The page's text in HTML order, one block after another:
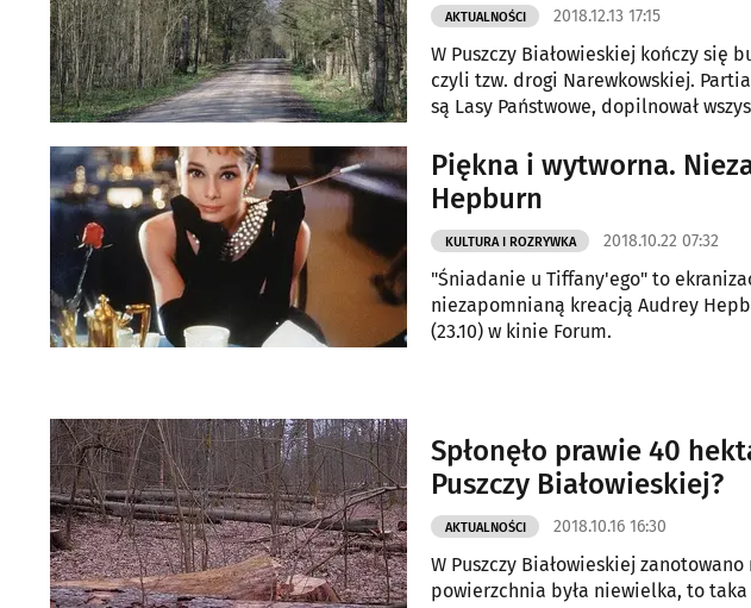
AKTUALNOŚCI 2018.12.13 17:15
W Puszczy Białowieskiej kończy się
czyli tzw. drogi Narewkowskiej.
są Lasy Państwowe, dopilnował
Piękna i wytworna.
Hepburn
KULTURA I ROZRYWKA 2018.10.22 07:32
"Śniadanie u Tiffany'ego" to
niezapomnianą kreacją Audrey
(23.10) w kinie Forum.
Spłonęło prawie 40
Puszczy Białowieskiej?
AKTUALNOŚCI 2018.10.16 16:30
W Puszczy Białowieskiej
powierzchnia była niewielka, to